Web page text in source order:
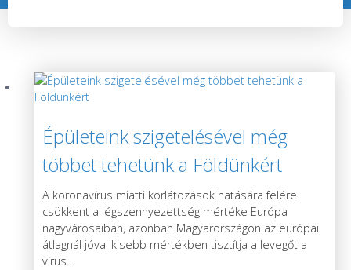
Épületeink szigetelésével még
többet tehetünk a Földünkért
A koronavírus miatti korlátozások hatására felére
csökkent a légszennyezettség mértéke Európa
nagyvárosaiban, azonban Magyarországon az európai
átlagnál jóval kisebb mértékben tisztítja a levegőt a
vírus…